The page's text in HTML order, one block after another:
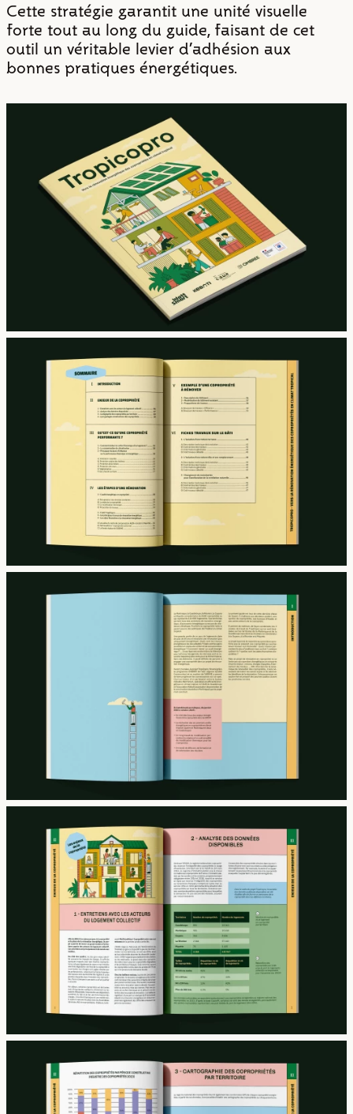
Cette stratégie garantit une unité visuelle
forte tout au long du guide, faisant de cet
outil un véritable levier d’adhésion aux
bonnes pratiques énergétiques.